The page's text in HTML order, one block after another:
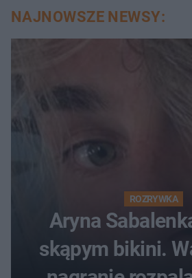
NAJNOWSZE NEWSY:
ROZRYWKA
Aryna
skąpym bikini.